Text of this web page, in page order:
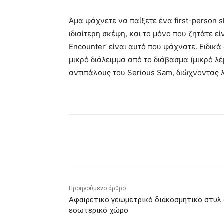
Άμα ψάχνετε να παίξετε ένα first-person
ιδιαίτερη σκέψη, και το μόνο που ζητάτε
Encounter’ είναι αυτό που ψάχνατε. Ειδικά
μικρό διάλειμμα από το διάβασμα (μικρό
αντιπάλους του Serious Sam, διώχνοντας
Προηγούμενο άρθρο
Αφαιρετικό γεωμετρικό διακοσμητικό στυλ
εσωτερικό χώρο